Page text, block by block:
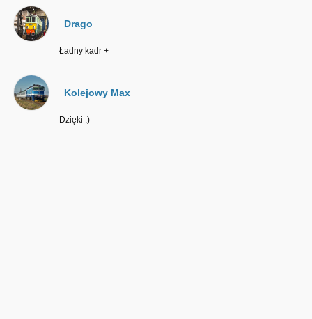
Drago
Ładny kadr +
Kolejowy Max
Dzięki :)